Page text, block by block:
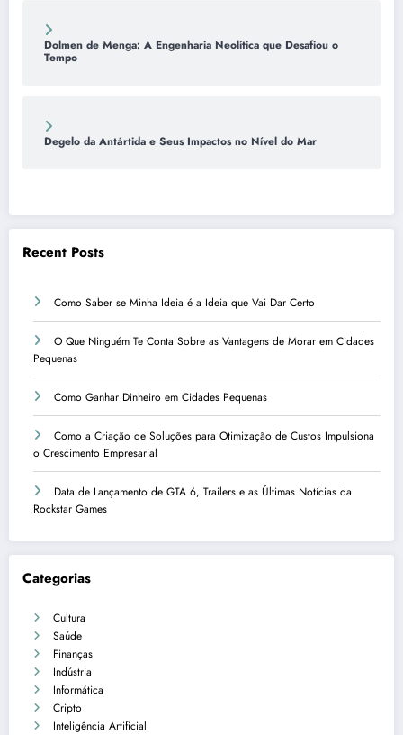
Dolmen de Menga: A Engenharia Neolítica que Desafiou o
Tempo
Degelo da Antártida e Seus Impactos no Nível do Mar
Recent Posts
Como Saber se Minha Ideia é a Ideia que Vai Dar Certo
O Que Ninguém Te Conta Sobre as Vantagens de Morar em Cidades
Pequenas
Como Ganhar Dinheiro em Cidades Pequenas
Como a Criação de Soluções para Otimização de Custos Impulsiona
o Crescimento Empresarial
Data de Lançamento de GTA 6, Trailers e as Últimas Notícias da
Rockstar Games
Categorias
Cultura
Saúde
Finanças
Indústria
Informática
Cripto
Inteligência Artificial